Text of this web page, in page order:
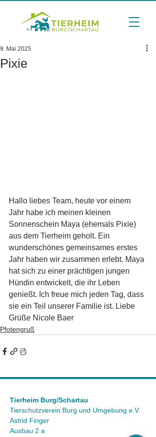
Pixie
9. Mai 2025
Hallo liebes Team, heute vor einem
Jahr habe ich meinen kleinen
Sonnenschein Maya (ehemals Pixie)
aus dem Tierheim geholt. Ein
wunderschönes gemeinsames erstes
Jahr haben wir zusammen erlebt. Maya
hat sich zu einer prächtigen jungen
Hündin entwickelt, die ihr Leben
genießt. Ich freue mich jeden Tag, dass
sie ein Teil unserer Familie ist. Liebe
Grüße Nicole Baer
Pfotengruß
Tierheim Burg/Schartau
Tierschutzverein Burg und Umgebung e.V.
Astrid Finger
Ausbau 2 a